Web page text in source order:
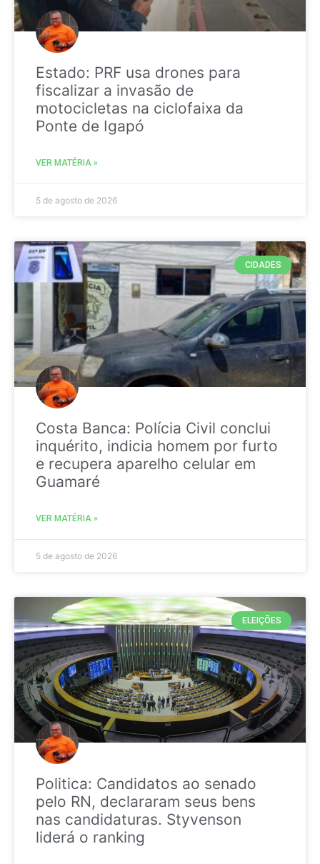
Estado: PRF usa drones para
fiscalizar a invasão de
motocicletas na ciclofaixa da
Ponte de Igapó
VER MATÉRIA »
5 de agosto de 2026
CIDADES
Costa Banca: Polícia Civil conclui
inquérito, indicia homem por furto
e recupera aparelho celular em
Guamaré
VER MATÉRIA »
5 de agosto de 2026
ELEIÇÕES
Politica: Candidatos ao senado
pelo RN, declararam seus bens
nas candidaturas. Styvenson
liderá o ranking